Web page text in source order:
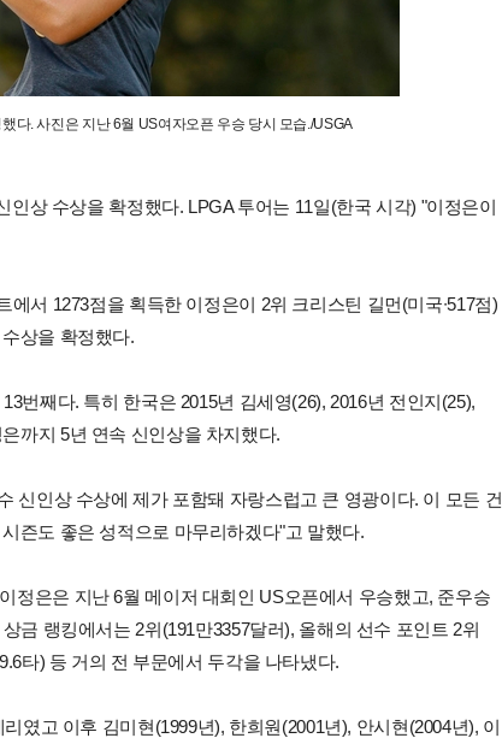
다. 사진은 지난 6월 US여자오픈 우승 당시 모습./USGA
상 수상을 확정했다. LPGA 투어는 11일(한국 시각) "이정은이
서 1273점을 획득한 이정은이 2위 크리스틴 길먼(미국∙517점)
상을 확정했다.
번째다. 특히 한국은 2015년 김세영(26), 2016년 전인지(25),
까지 5년 연속 신인상을 차지했다.
신인상 수상에 제가 포함돼 자랑스럽고 큰 영광이다. 이 모든 건
즌도 좋은 성적으로 마무리하겠다"고 말했다.
정은은 지난 6월 메이저 대회인 US오픈에서 우승했고, 준우승
금 랭킹에서는 2위(191만3357달러), 올해의 선수 포인트 2위
타) 등 거의 전 부문에서 두각을 나타냈다.
였고 이후 김미현(1999년), 한희원(2001년), 안시현(2004년), 이